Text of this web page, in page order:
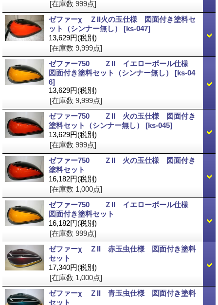
[在庫数 999点]
ゼファーχ ＺII火の玉仕様 図面付き塗料セ
ット（シンナー無し） [ks-047]
13,629円(税別)
[在庫数 9,999点]
ゼファー750 ＺII イエローボール仕様
図面付き塗料セット（シンナー無し） [ks-04
6]
13,629円(税別)
[在庫数 9,999点]
ゼファー750 ＺII 火の玉仕様 図面付き
塗料セット（シンナー無し） [ks-045]
13,629円(税別)
[在庫数 999点]
ゼファー750 ＺII 火の玉仕様 図面付き
塗料セット
16,182円(税別)
[在庫数 1,000点]
ゼファー750 ＺII イエローボール仕様
図面付き塗料セット
16,182円(税別)
[在庫数 999点]
ゼファーχ ＺII 赤玉虫仕様 図面付き塗料
セット
17,340円(税別)
[在庫数 1,000点]
ゼファーχ ＺII 青玉虫仕様 図面付き塗料
セット